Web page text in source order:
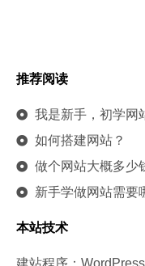
推荐阅读
我是新手，初学网
如何搭建网站？
做个网站大概多少
新手学做网站需要
本站技术
建站程序：WordPress